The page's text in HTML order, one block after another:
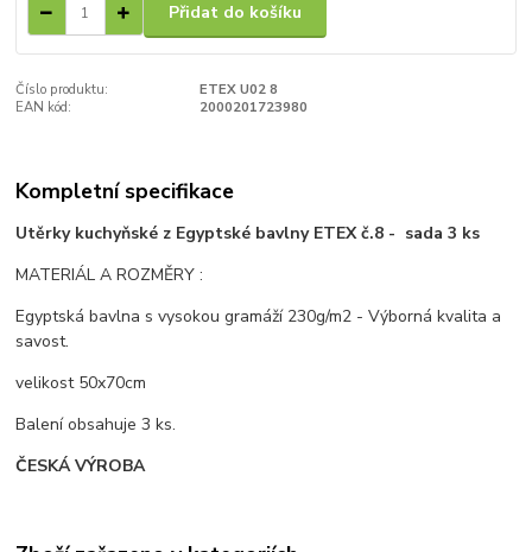
Přidat do košíku
Číslo produktu:
ETEX U02 8
EAN kód:
2000201723980
Kompletní specifikace
Utěrky kuchyňské z Egyptské bavlny ETEX č.8 - sada 3 ks
MATERIÁL A ROZMĚRY :
Egyptská bavlna s vysokou gramáží 230g/m2 - Výborná kvalita a
savost.
velikost 50x70cm
Balení obsahuje 3 ks.
ČESKÁ VÝROBA